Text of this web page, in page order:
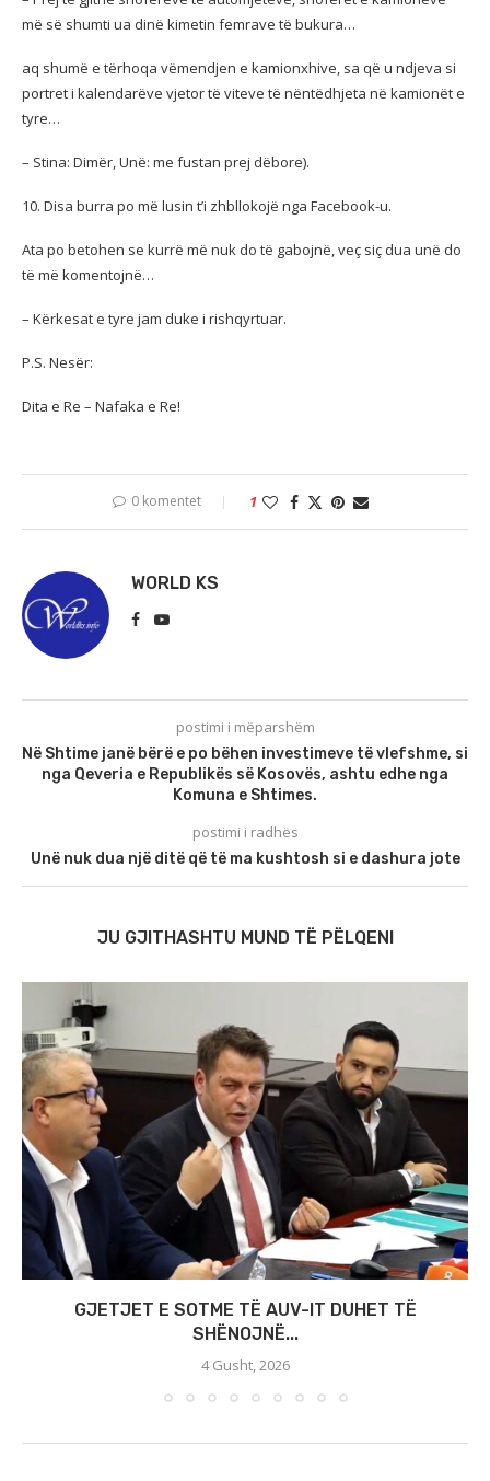
më së shumti ua dinë kimetin femrave të bukura…
aq shumë e tërhoqa vëmendjen e kamionxhive, sa që u ndjeva si
portret i kalendarëve vjetor të viteve të nëntëdhjeta në kamionët e
tyre…
– Stina: Dimër, Unë: me fustan prej dëbore).
10. Disa burra po më lusin t’i zhbllokojë nga Facebook-u.
Ata po betohen se kurrë më nuk do të gabojnë, veç siç dua unë do
të më komentojnë…
– Kërkesat e tyre jam duke i rishqyrtuar.
P.S. Nesër:
Dita e Re – Nafaka e Re!
0 komentet 1
WORLD KS
postimi i mëparshëm
Në Shtime janë bërë e po bëhen investimeve të vlefshme, si
nga Qeveria e Republikës së Kosovës, ashtu edhe nga
Komuna e Shtimes.
postimi i radhës
Unë nuk dua një ditë që të ma kushtosh si e dashura jote
JU GJITHASHTU MUND TË PËLQENI
GJETJET E SOTME TË AUV-IT DUHET TË
SHËNOJNË...
4 Gusht, 2026